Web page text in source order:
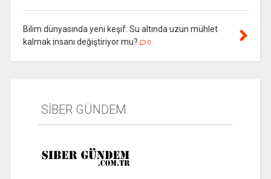
Bilim dünyasında yeni keşif: Su altında uzun mühlet
kalmak insanı değiştiriyor mu?
0
SİBER GÜNDEM